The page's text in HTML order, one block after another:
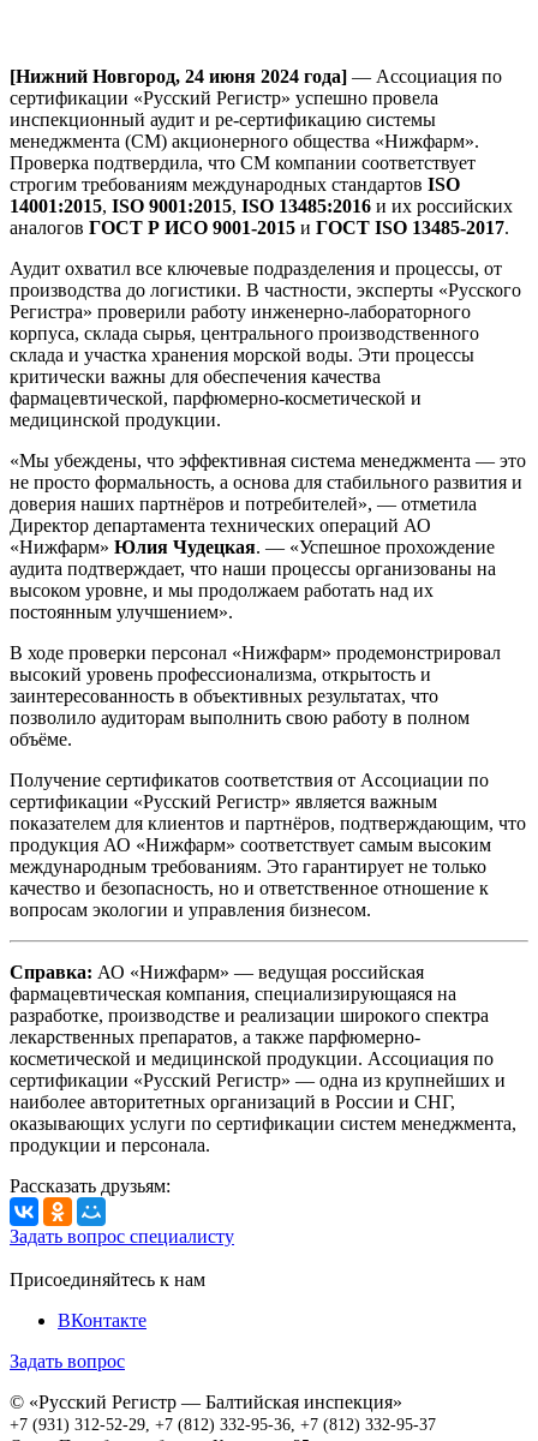
[Нижний Новгород, 24 июня 2024 года] — Ассоциация по
сертификации «Русский Регистр» успешно провела
инспекционный аудит и ре-сертификацию системы
менеджмента (СМ) акционерного общества «Нижфарм».
Проверка подтвердила, что СМ компании соответствует
строгим требованиям международных стандартов ISO
14001:2015, ISO 9001:2015, ISO 13485:2016 и их российских
аналогов ГОСТ Р ИСО 9001-2015 и ГОСТ ISO 13485-2017.
Аудит охватил все ключевые подразделения и процессы, от
производства до логистики. В частности, эксперты «Русского
Регистра» проверили работу инженерно-лабораторного
корпуса, склада сырья, центрального производственного
склада и участка хранения морской воды. Эти процессы
критически важны для обеспечения качества
фармацевтической, парфюмерно-косметической и
медицинской продукции.
«Мы убеждены, что эффективная система менеджмента — это
не просто формальность, а основа для стабильного развития и
доверия наших партнёров и потребителей», — отметила
Директор департамента технических операций АО
«Нижфарм» Юлия Чудецкая. — «Успешное прохождение
аудита подтверждает, что наши процессы организованы на
высоком уровне, и мы продолжаем работать над их
постоянным улучшением».
В ходе проверки персонал «Нижфарм» продемонстрировал
высокий уровень профессионализма, открытость и
заинтересованность в объективных результатах, что
позволило аудиторам выполнить свою работу в полном
объёме.
Получение сертификатов соответствия от Ассоциации по
сертификации «Русский Регистр» является важным
показателем для клиентов и партнёров, подтверждающим, что
продукция АО «Нижфарм» соответствует самым высоким
международным требованиям. Это гарантирует не только
качество и безопасность, но и ответственное отношение к
вопросам экологии и управления бизнесом.
Справка: АО «Нижфарм» — ведущая российская
фармацевтическая компания, специализирующаяся на
разработке, производстве и реализации широкого спектра
лекарственных препаратов, а также парфюмерно-
косметической и медицинской продукции. Ассоциация по
сертификации «Русский Регистр» — одна из крупнейших и
наиболее авторитетных организаций в России и СНГ,
оказывающих услуги по сертификации систем менеджмента,
продукции и персонала.
Рассказать друзьям:
Задать вопрос специалисту
Присоединяйтесь к нам
ВКонтакте
Задать вопрос
© «Русский Регистр — Балтийская инспекция»
+7 (931) 312-52-29 +7 (812) 332-95-36, +7 (812) 332-95-37